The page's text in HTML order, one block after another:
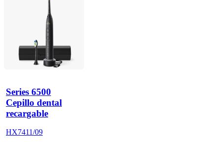
Series 6500
Cepillo dental
recargable
HX7411/09